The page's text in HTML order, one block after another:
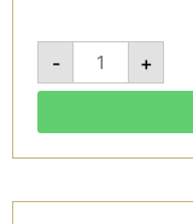
-
Huck
Bach
Santa
Alto
-
+